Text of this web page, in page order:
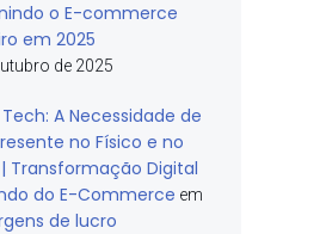
o E-commerce
em 2025
de 2025
A Necessidade de
no Físico e no
Transformação Digital
do E-Commerce em
de lucro